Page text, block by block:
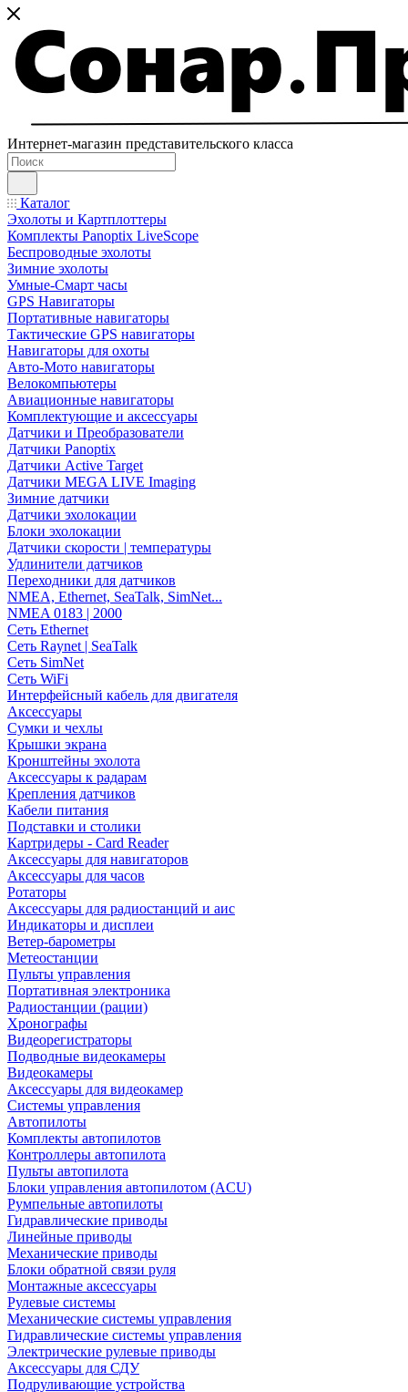
Интернет-магазин представительского класса
Каталог
Эхолоты и Картплоттеры
Комплекты Panoptix LiveScope
Беспроводные эхолоты
Зимние эхолоты
Умные-Смарт часы
GPS Навигаторы
Портативные навигаторы
Тактические GPS навигаторы
Навигаторы для охоты
Авто-Мото навигаторы
Велокомпьютеры
Авиационные навигаторы
Комплектующие и аксессуары
Датчики и Преобразователи
Датчики Panoptix
Датчики Active Target
Датчики MEGA LIVE Imaging
Зимние датчики
Датчики эхолокации
Блоки эхолокации
Датчики скорости | температуры
Удлинители датчиков
Переходники для датчиков
NMEA, Ethernet, SeaTalk, SimNet...
NMEA 0183 | 2000
Сеть Ethernet
Сеть Raynet | SeaTalk
Сеть SimNet
Сеть WiFi
Интерфейсный кабель для двигателя
Аксессуары
Сумки и чехлы
Крышки экрана
Кронштейны эхолота
Аксессуары к радарам
Крепления датчиков
Кабели питания
Подставки и столики
Картридеры - Card Reader
Аксессуары для навигаторов
Аксессуары для часов
Ротаторы
Аксессуары для радиостанций и аис
Индикаторы и дисплеи
Ветер-барометры
Метеостанции
Пульты управления
Портативная электроника
Радиостанции (рации)
Хронографы
Видеорегистраторы
Подводные видеокамеры
Видеокамеры
Аксессуары для видеокамер
Системы управления
Автопилоты
Комплекты автопилотов
Контроллеры автопилота
Пульты автопилота
Блоки управления автопилотом (ACU)
Румпельные автопилоты
Гидравлические приводы
Линейные приводы
Механические приводы
Блоки обратной связи руля
Монтажные аксессуары
Рулевые системы
Механические системы управления
Гидравлические системы управления
Электрические рулевые приводы
Аксессуары для СДУ
Подруливающие устройства